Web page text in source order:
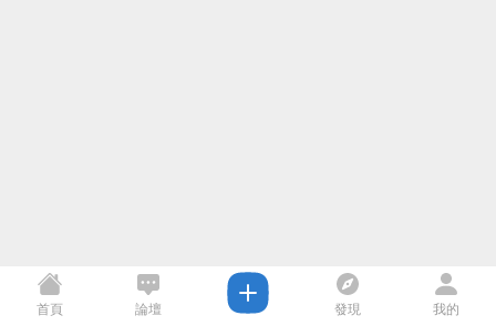
首頁 論壇 發現 我的